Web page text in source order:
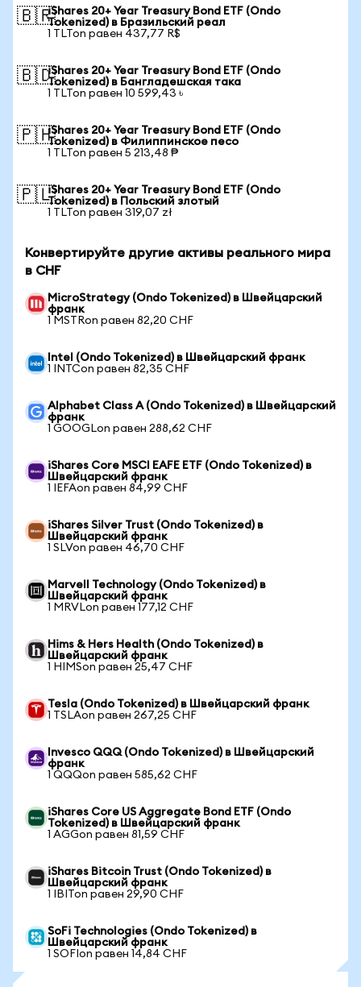
🇧🇷iShares 20+ Year Treasury Bond ETF (Ondo
Tokenized) в Бразильский реал
1 TLTon равен 437,77 R$
🇧🇩iShares 20+ Year Treasury Bond ETF (Ondo
Tokenized) в Бангладешская така
1 TLTon равен 10 599,43 ৳
🇵🇭iShares 20+ Year Treasury Bond ETF (Ondo
Tokenized) в Филиппинское песо
1 TLTon равен 5 213,48 ₱
🇵🇱iShares 20+ Year Treasury Bond ETF (Ondo
Tokenized) в Польский злотый
1 TLTon равен 319,07 zł
Конвертируйте другие активы реального мира
в CHF
MicroStrategy (Ondo Tokenized) в Швейцарский
франк
1 MSTRon равен 82,20 CHF
Intel (Ondo Tokenized) в Швейцарский франк
1 INTCon равен 82,35 CHF
Alphabet Class A (Ondo Tokenized) в Швейцарский
франк
1 GOOGLon равен 288,62 CHF
iShares Core MSCI EAFE ETF (Ondo Tokenized) в
Швейцарский франк
1 IEFAon равен 84,99 CHF
iShares Silver Trust (Ondo Tokenized) в
Швейцарский франк
1 SLVon равен 46,70 CHF
Marvell Technology (Ondo Tokenized) в
Швейцарский франк
1 MRVLon равен 177,12 CHF
Hims & Hers Health (Ondo Tokenized) в
Швейцарский франк
1 HIMSon равен 25,47 CHF
Tesla (Ondo Tokenized) в Швейцарский франк
1 TSLAon равен 267,25 CHF
Invesco QQQ (Ondo Tokenized) в Швейцарский
франк
1 QQQon равен 585,62 CHF
iShares Core US Aggregate Bond ETF (Ondo
Tokenized) в Швейцарский франк
1 AGGon равен 81,59 CHF
iShares Bitcoin Trust (Ondo Tokenized) в
Швейцарский франк
1 IBITon равен 29,90 CHF
SoFi Technologies (Ondo Tokenized) в
Швейцарский франк
1 SOFIon равен 14,84 CHF